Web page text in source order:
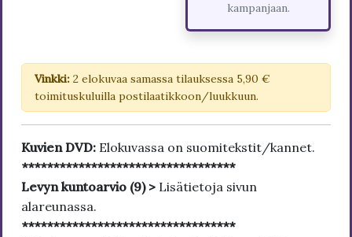
kampanjaan.
Vinkki: 2 elokuvaa samassa tilauksessa 5,90 €
toimituskuluilla postilaatikkoon/luukkuun.
Kuvien DVD: Elokuvassa on suomitekstit/kannet.
**********************************
Levyn kuntoarvio (9) > Lisätietoja sivun
alareunassa.
**********************************